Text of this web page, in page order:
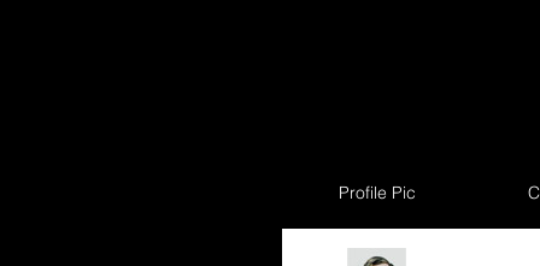
Profile Pic